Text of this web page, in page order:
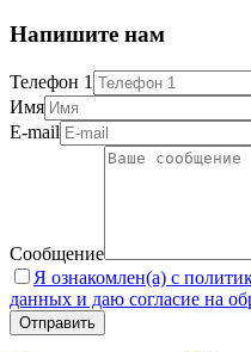
Напишите нам
Телефон 1
Имя
E-mail
Сообщение
Я ознакомлен(а) с
данных и даю согласие на